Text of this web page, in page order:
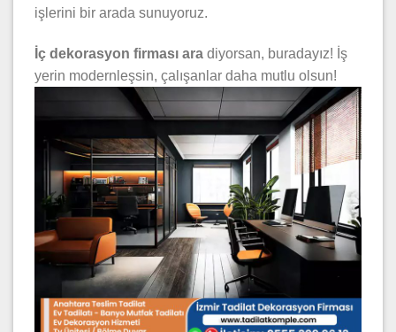
işlerini bir arada sunuyoruz.
İç dekorasyon firması ara diyorsan, buradayız! İş
yerin modernleşsin, çalışanlar daha mutlu olsun!